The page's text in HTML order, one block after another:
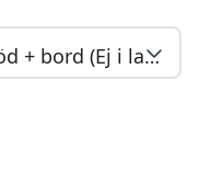
3x mitten + 3x hörn + fotstöd + bord (Ej i lager)